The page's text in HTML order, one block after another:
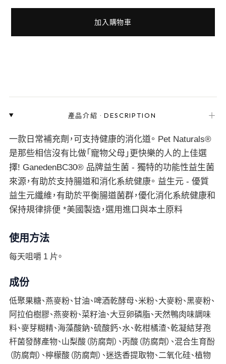
加入購物車
產品介紹 ·DESCRIPTION ＋
一款日常補充劑，可支持健康的消化道。 Pet Naturals®
是那些相信沒有比做「寵物父母」更快樂的人的上佳選
擇! GanedenBC30® 品牌益生菌 - 獨特的功能性益生菌
來源，有助於支持腸道和消化系統健康。 益生元 - 優質
益生元纖維，有助於平衡腸道菌群，優化消化系統健康和
保持規律排便 *美國製造，選用進口與本土原料
使用方法
每天咀嚼 1 片。
成份
低聚果糖、燕麥粉、甘油、啤酒乾酵母、米粉、大麥粉、黑麥粉、
阿拉伯樹膠、燕麥粉、菜籽油、大豆卵磷脂、天然鴨肉味調味
料、麥芽糊精、海藻酸鈉、硫酸鈣、水、乾柑橘渣、乾凝結芽孢
杆菌發酵產物、山梨酸（防腐劑）、丙酸（防腐劑）、混合生育酚
（防腐劑）、檸檬酸（防腐劑）、迷迭香提取物、二氧化硅、植物